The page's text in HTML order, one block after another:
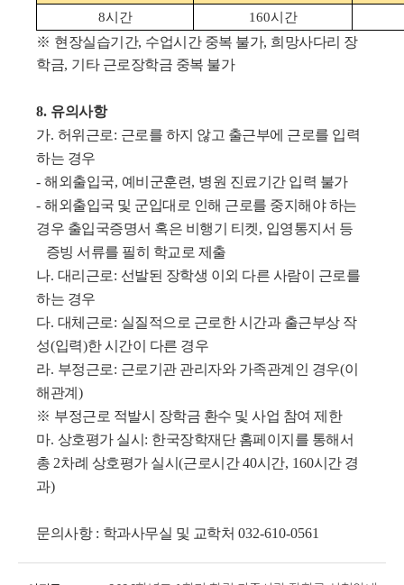
8시간 160시간
※ 현장실습기간, 수업시간 중복 불가, 희망사다리 장
학금, 기타 근로장학금 중복 불가
8. 유의사항
가. 허위근로: 근로를 하지 않고 출근부에 근로를 입력
하는 경우
- 해외출입국, 예비군훈련, 병원 진료기간 입력 불가
- 해외출입국 및 군입대로 인해 근로를 중지해야 하는
경우 출입국증명서 혹은 비행기 티켓, 입영통지서 등
증빙 서류를 필히 학교로 제출
나. 대리근로: 선발된 장학생 이외 다른 사람이 근로를
하는 경우
다. 대체근로: 실질적으로 근로한 시간과 출근부상 작
성(입력)한 시간이 다른 경우
라. 부정근로: 근로기관 관리자와 가족관계인 경우(이
해관계 )
※ 부정근로 적발시 장학금 환수 및 사업 참여 제한
마. 상호평가 실시 : 한국장학재단 홈페이지를 통해서
총 2차례 상호평가 실시 (근로시간40시간, 160시간 경
과)
문의사항 : 학과사무실 및 교학처 032-610-0561